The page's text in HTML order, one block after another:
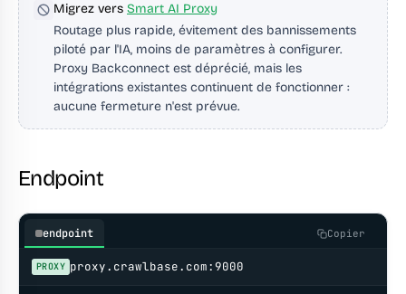
Migrez vers Smart AI Proxy
Routage plus rapide, évitement des bannissements
piloté par l'IA, moins de paramètres à configurer.
Proxy Backconnect est déprécié, mais les
intégrations existantes continuent de fonctionner :
aucune fermeture n'est prévue.
Endpoint
endpoint Copier
PROXY proxy.crawlbase.com:9000